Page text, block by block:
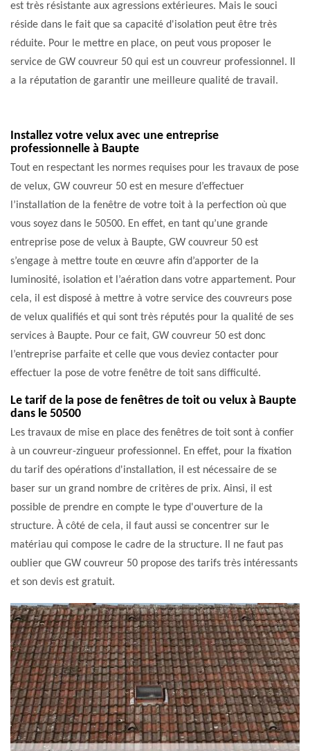
est très résistante aux agressions extérieures. Mais le souci
réside dans le fait que sa capacité d'isolation peut être très
réduite. Pour le mettre en place, on peut vous proposer le
service de GW couvreur 50 qui est un couvreur professionnel. Il
a la réputation de garantir une meilleure qualité de travail.
Installez votre velux avec une entreprise
professionnelle à Baupte
Tout en respectant les normes requises pour les travaux de pose
de velux, GW couvreur 50 est en mesure d’effectuer
l’installation de la fenêtre de votre toit à la perfection où que
vous soyez dans le 50500. En effet, en tant qu’une grande
entreprise pose de velux à Baupte, GW couvreur 50 est
s’engage à mettre toute en œuvre afin d’apporter de la
luminosité, isolation et l’aération dans votre appartement. Pour
cela, il est disposé à mettre à votre service des couvreurs pose
de velux qualifiés et qui sont très réputés pour la qualité de ses
services à Baupte. Pour ce fait, GW couvreur 50 est donc
l’entreprise parfaite et celle que vous deviez contacter pour
effectuer la pose de votre fenêtre de toit sans difficulté.
Le tarif de la pose de fenêtres de toit ou velux à Baupte
dans le 50500
Les travaux de mise en place des fenêtres de toit sont à confier
à un couvreur-zingueur professionnel. En effet, pour la fixation
du tarif des opérations d'installation, il est nécessaire de se
baser sur un grand nombre de critères de prix. Ainsi, il est
possible de prendre en compte le type d'ouverture de la
structure. À côté de cela, il faut aussi se concentrer sur le
matériau qui compose le cadre de la structure. Il ne faut pas
oublier que GW couvreur 50 propose des tarifs très intéressants
et son devis est gratuit.